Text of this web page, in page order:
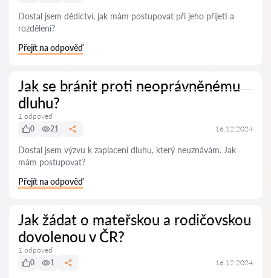
Dostal jsem dědictví, jak mám postupovat při jeho přijetí a
rozdělení?
Přejít na odpověď
Jak se bránit proti neoprávněnému
dluhu?
1 odpověď
0
21 16.12.2024
Dostal jsem výzvu k zaplacení dluhu, který neuznávám. Jak
mám postupovat?
Přejít na odpověď
Jak žádat o mateřskou a rodičovskou
dovolenou v ČR?
1 odpověď
0
1 16.12.2024